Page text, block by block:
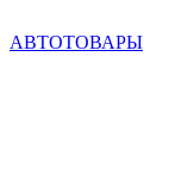
АВТОТОВАРЫ